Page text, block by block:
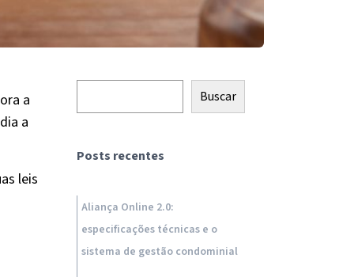
a
a
leis
Buscar
Posts recentes
Aliança Online 2.0:
especificações técnicas e o
sistema de gestão condominial